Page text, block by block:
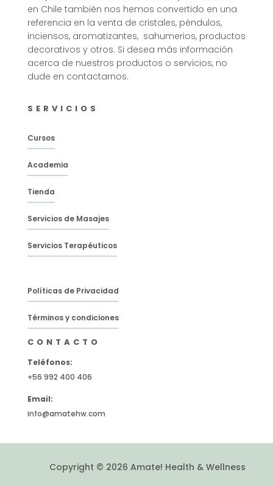
en Chile también nos hemos convertido en una
referencia en la venta de cristales, péndulos,
inciensos, aromatizantes, sahumerios, productos
decorativos y otros. Si desea más información
acerca de nuestros productos o servicios, no
dude en contactarnos.
SERVICIOS
Cursos
Academia
Tienda
Servicios de Masajes
Servicios Terapéuticos
Políticas de Privacidad
Términos y condiciones
CONTACTO
Teléfonos:
+56 992 400 406
Email:
info@amatehw.com
Copyright © 2026 Amate! Health & Wellness